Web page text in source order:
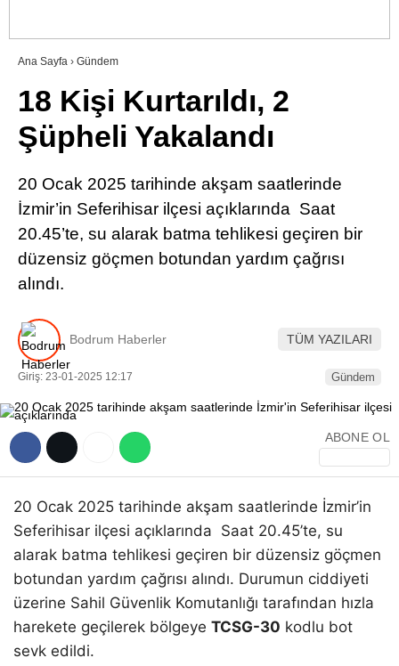
WhatsApp İhbar Hattı
Ana Sayfa › Gündem
18 Kişi Kurtarıldı, 2
Şüpheli Yakalandı
20 Ocak 2025 tarihinde akşam saatlerinde
İzmir’in Seferihisar ilçesi açıklarında Saat
20.45’te, su alarak batma tehlikesi geçiren bir
düzensiz göçmen botundan yardım çağrısı
alındı.
Bodrum Haberler TÜM YAZILARI
Giriş: 23-01-2025 12:17 Gündem
ABONE OL
20 Ocak 2025 tarihinde akşam saatlerinde İzmir’in
Seferihisar ilçesi açıklarında Saat 20.45’te, su
alarak batma tehlikesi geçiren bir düzensiz göçmen
botundan yardım çağrısı alındı. Durumun ciddiyeti
üzerine Sahil Güvenlik Komutanlığı tarafından hızla
harekete geçilerek bölgeye TCSG-30 kodlu bot
sevk edildi.